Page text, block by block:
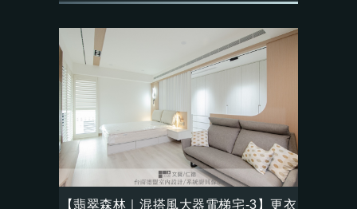
【翡翠森林｜混搭風大器電梯宅-3】更衣